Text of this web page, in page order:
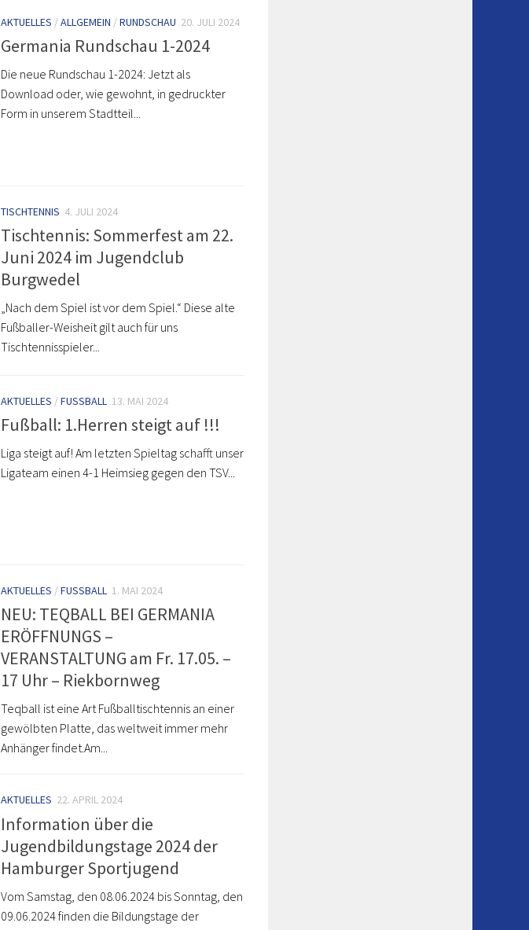
AKTUELLES /ALLGEMEIN /RUNDSCHAU 20. JULI 2024
Germania Rundschau 1-2024
Die neue Rundschau 1-2024: Jetzt als
Download oder, wie gewohnt, in gedruckter
Form in unserem Stadtteil...
TISCHTENNIS 4. JULI 2024
Tischtennis: Sommerfest am 22.
Juni 2024 im Jugendclub
Burgwedel
„Nach dem Spiel ist vor dem Spiel.“ Diese alte
Fußballer-Weisheit gilt auch für uns
Tischtennisspieler...
AKTUELLES /FUSSBALL 13. MAI 2024
Fußball: 1.Herren steigt auf !!!
Liga steigt auf! Am letzten Spieltag schafft unser
Ligateam einen 4-1 Heimsieg gegen den TSV...
AKTUELLES /FUSSBALL 1. MAI 2024
NEU: TEQBALL BEI GERMANIA
ERÖFFNUNGS –
VERANSTALTUNG am Fr. 17.05. –
17 Uhr – Riekbornweg
Teqball ist eine Art Fußballtischtennis an einer
gewölbten Platte, das weltweit immer mehr
Anhänger findet.Am...
AKTUELLES 22. APRIL 2024
Information über die
Jugendbildungstage 2024 der
Hamburger Sportjugend
Vom Samstag, den 08.06.2024 bis Sonntag, den
09.06.2024 finden die Bildungstage der